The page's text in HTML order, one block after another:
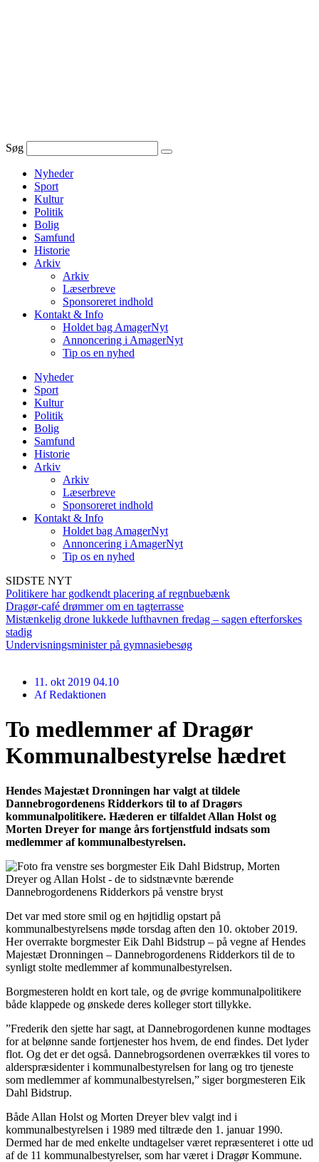
Søg
Nyheder
Sport
Kultur
Politik
Bolig
Samfund
Historie
Arkiv
Arkiv
Læserbreve
Sponsoreret indhold
Kontakt & Info
Holdet bag AmagerNyt
Annoncering i AmagerNyt
Tip os en nyhed
Nyheder
Sport
Kultur
Politik
Bolig
Samfund
Historie
Arkiv
Arkiv
Læserbreve
Sponsoreret indhold
Kontakt & Info
Holdet bag AmagerNyt
Annoncering i AmagerNyt
Tip os en nyhed
SIDSTE NYT
Politikere har godkendt placering af regnbuebænk
Dragør-café drømmer om en tagterrasse
Mistænkelig drone lukkede lufthavnen fredag – sagen efterforskes
stadig
Undervisningsminister på gymnasiebesøg
11. okt 2019 04.10
AfRedaktionen
To medlemmer af Dragør
Kommunalbestyrelse hædret
Hendes Majestæt Dronningen har valgt at tildele
Dannebrogordenens Ridderkors til to af Dragørs
kommunalpolitikere. Hæderen er tilfaldet Allan Holst og
Morten Dreyer for mange års fortjenstfuld indsats som
medlemmer af kommunalbestyrelsen.
Det var med store smil og en højtidlig opstart på
kommunalbestyrelsens møde torsdag aften den 10. oktober 2019.
Her overrakte borgmester Eik Dahl Bidstrup – på vegne af Hendes
Majestæt Dronningen – Dannebrogordenens Ridderkors til de to
synligt stolte medlemmer af kommunalbestyrelsen.
Borgmesteren holdt en kort tale, og de øvrige kommunalpolitikere
både klappede og ønskede deres kolleger stort tillykke.
”Frederik den sjette har sagt, at Dannebrogordenen kunne modtages
for at belønne sande fortjenester hos hvem, de end findes. Det lyder
flot. Og det er det også. Dannebrogsordenen overrækkes til vores to
alderspræsidenter i kommunalbestyrelsen for lang og tro tjeneste
som medlemmer af kommunalbestyrelsen,” siger borgmesteren Eik
Dahl Bidstrup.
Både Allan Holst og Morten Dreyer blev valgt ind i
kommunalbestyrelsen i 1989 med tiltræde den 1. januar 1990.
Dermed har de med enkelte undtagelser været repræsenteret i otte ud
af de 11 kommunalbestyrelser, som har været i Dragør Kommune.